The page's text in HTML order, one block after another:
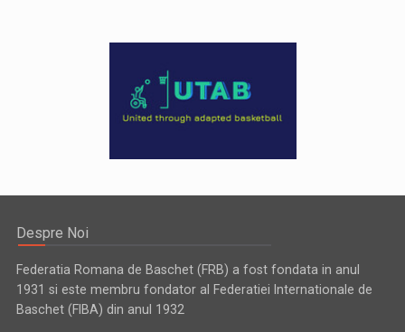
Despre Noi
Federatia Romana de Baschet (FRB) a fost fondata in anul
1931 si este membru fondator al Federatiei Internationale de
Baschet (FIBA) din anul 1932